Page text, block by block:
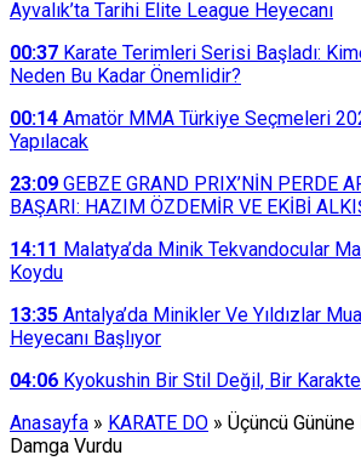
Ayvalık’ta Tarihi Elite League Heyecanı
00:37 Karate Terimleri Serisi Başladı:
Neden Bu Kadar Önemlidir?
00:14 Amatör MMA Türkiye Seçmeleri
Yapılacak
23:09 GEBZE GRAND PRIX’NİN PERDE
BAŞARI: HAZIM ÖZDEMİR VE EKİBİ
14:11 Malatya’da Minik Tekvandocular
Koydu
13:35 Antalya’da Minikler Ve Yıldızlar
Heyecanı Başlıyor
04:06 Kyokushin Bir Stil Değil, Bir
Anasayfa » KARATE DO » Üçüncü
Damga Vurdu